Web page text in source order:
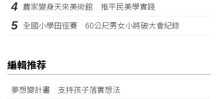
4 農家變身天來美術館 推平民美學實踐
5 全國小學田徑賽 60公尺男女小將破大會紀錄
編輯推荐
夢想變計畫 支持孩子落實想法